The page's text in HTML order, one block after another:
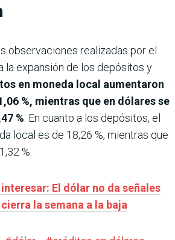
observaciones realizadas por el
la expansión de los depósitos y
en moneda local aumentaron
%, mientras que en dólares se
%. En cuanto a los depósitos, el
local es de 18,26 %, mientras que
%.
El dólar no da señales
la semana a la baja